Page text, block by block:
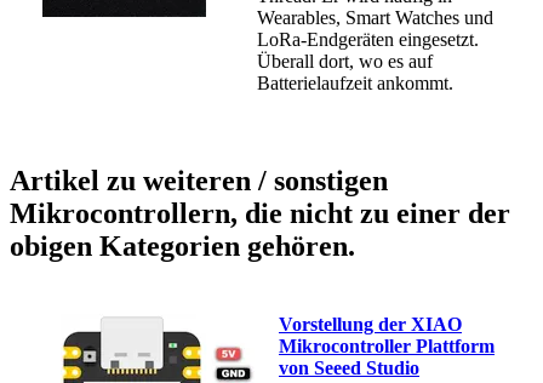
Wearables, Smart Watches und
LoRa-Endgeräten eingesetzt.
Überall dort, wo es auf
Batterielaufzeit ankommt.
Artikel zu weiteren / sonstigen
Mikrocontrollern, die nicht zu einer der
obigen Kategorien gehören.
Vorstellung der XIAO
Mikrocontroller Plattform
von Seeed Studio